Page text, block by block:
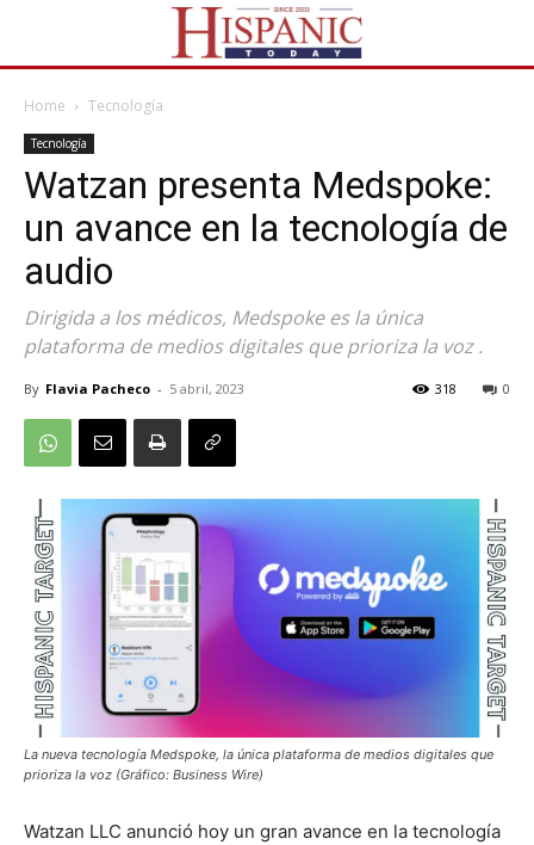
Home Tecnología
Tecnología
Watzan presenta Medspoke:
un avance en la tecnología de
audio
Dirigida a los médicos, Medspoke es la única
plataforma de medios digitales que prioriza la voz .
By Flavia Pacheco - 5 abril, 2023 0
318
La nueva tecnología Medspoke, la única plataforma de medios digitales que
prioriza la voz (Gráfico: Business Wire)
Watzan LLC anunció hoy un gran avance en la tecnología